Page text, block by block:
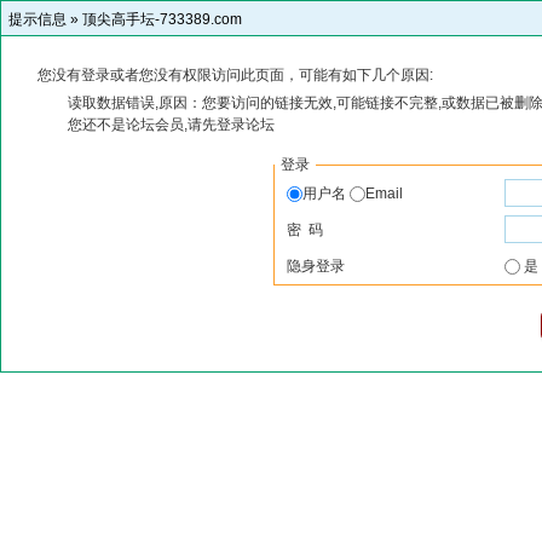
提示信息 » 顶尖高手坛-733389.com
您没有登录或者您没有权限访问此页面，可能有如下几个原因:
读取数据错误,原因：您要访问的链接无效,可能链接不完整,或数据已被删
您还不是论坛会员,请先登录论坛
登录
用户名
Email
密 码
隐身登录